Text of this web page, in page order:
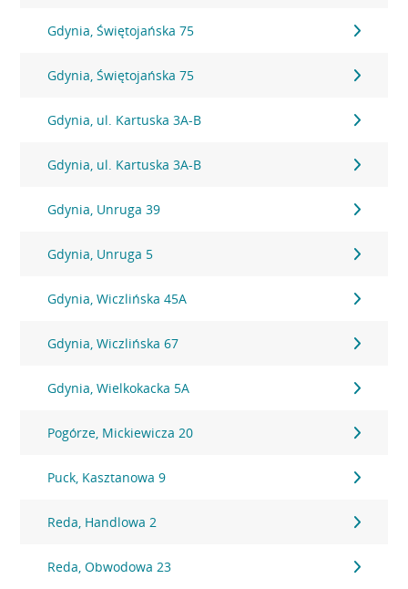
Gdynia, Świętojańska 75
Gdynia, Świętojańska 75
Gdynia, ul. Kartuska 3A-B
Gdynia, ul. Kartuska 3A-B
Gdynia, Unruga 39
Gdynia, Unruga 5
Gdynia, Wiczlińska 45A
Gdynia, Wiczlińska 67
Gdynia, Wielkokacka 5A
Pogórze, Mickiewicza 20
Puck, Kasztanowa 9
Reda, Handlowa 2
Reda, Obwodowa 23